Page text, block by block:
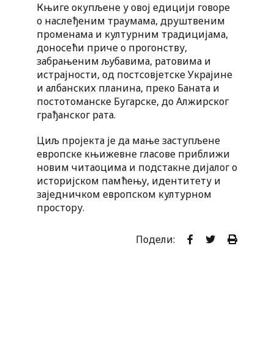
Књиге окупљене у овој едицији говоре
о наслеђеним траумама, друштвеним
променама и културним традицијама,
доносећи приче о прогонству,
забрањеним љубавима, ратовима и
истрајности, од постсовјетске Украјине
и албанских планина, преко Баната и
постотоманске Бугарске, до Алжирског
грађанског рата.
Циљ пројекта је да мање заступљене
европске књижевне гласове приближи
новим читаоцима и подстакне дијалог о
историјском памћењу, идентитету и
заједничком европском културном
простору.
Подели: